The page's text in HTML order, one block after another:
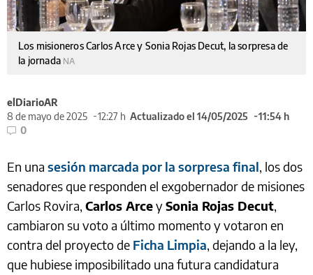
Los misioneros Carlos Arce y Sonia Rojas Decut, la sorpresa de
la jornada NA
elDiarioAR
8 de mayo de 2025
12:27 h Actualizado el 14/05/2025
11:54 h
0
En una sesión marcada por la sorpresa final, los dos
senadores que responden el exgobernador de misiones
Carlos Rovira, Carlos ArceySonia Rojas Decut,
cambiaron su voto a último momento y votaron en
contra del proyecto de Ficha Limpia, dejando a la ley,
que hubiese imposibilitado una futura candidatura